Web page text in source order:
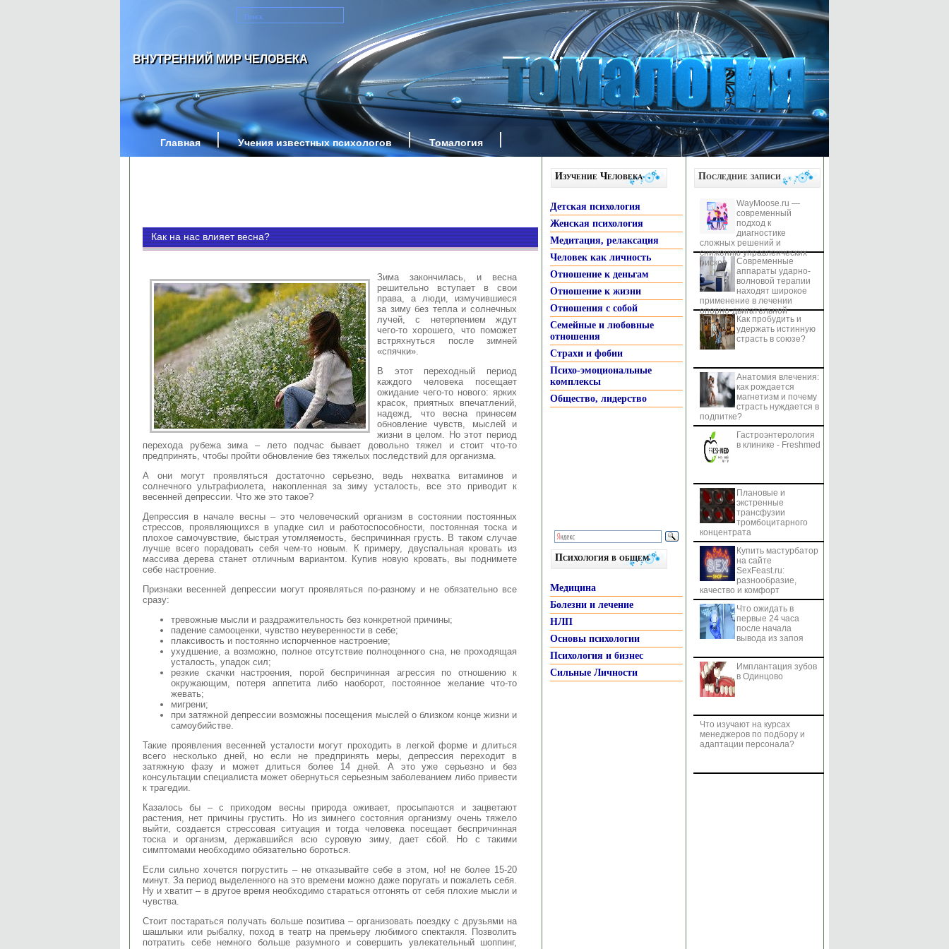
ВНУТРЕННИЙ МИР ЧЕЛОВЕКА
Главная Учения известных психологов Томалогия
Как на нас влияет весна?
Зима закончилась, и весна
решительно вступает в свои
права, а люди, измучившиеся
за зиму без тепла и солнечных
лучей, с нетерпением ждут
чего-то хорошего, что поможет
встряхнуться после зимней
«спячки».
В этот переходный период
каждого человека посещает
ожидание чего-то нового: ярких
красок, приятных впечатлений,
надежд, что весна принесем
обновление чувств, мыслей и
жизни в целом. Но этот период
перехода рубежа зима – лето подчас бывает довольно тяжел и стоит что-то
предпринять, чтобы пройти обновление без тяжелых последствий для организма.
А они могут проявляться достаточно серьезно, ведь нехватка витаминов и
солнечного ультрафиолета, накопленная за зиму усталость, все это приводит к
весенней депрессии. Что же это такое?
Депрессия в начале весны – это человеческий организм в состоянии постоянных
стрессов, проявляющихся в упадке сил и работоспособности, постоянная тоска и
плохое самочувствие, быстрая утомляемость, беспричинная грусть. В таком случае
лучше всего порадовать себя чем-то новым. К примеру, двуспальная кровать из
массива дерева станет отличным вариантом. Купив новую кровать, вы поднимете
себе настроение.
Признаки весенней депрессии могут проявляться по-разному и не обязательно все
сразу:
тревожные мысли и раздражительность без конкретной причины;
падение самооценки, чувство неуверенности в себе;
плаксивость и постоянно испорченное настроение;
ухудшение, а возможно, полное отсутствие полноценного сна, не проходящая
усталость, упадок сил;
резкие скачки настроения, порой беспричинная агрессия по отношению к
окружающим, потеря аппетита либо наоборот, постоянное желание что-то
жевать;
мигрени;
при затяжной депрессии возможны посещения мыслей о близком конце жизни и
самоубийстве.
Такие проявления весенней усталости могут проходить в легкой форме и длиться
всего несколько дней, но если не предпринять меры, депрессия переходит в
затяжную фазу и может длиться более 14 дней. А это уже серьезно и без
консультации специалиста может обернуться серьезным заболеванием либо привести
к трагедии.
Казалось бы – с приходом весны природа оживает, просыпаются и зацветают
растения, нет причины грустить. Но из зимнего состояния организму очень тяжело
выйти, создается стрессовая ситуация и тогда человека посещает беспричинная
тоска и организм, державшийся всю суровую зиму, дает сбой. Но с такими
симптомами необходимо обязательно бороться.
Если сильно хочется погрустить – не отказывайте себе в этом, но! не более 15-20
минут. За период выделенного на это времени можно даже поругать и пожалеть себя.
Ну и хватит – в другое время необходимо стараться отгонять от себя плохие мысли и
чувства.
Стоит постараться получать больше позитива – организовать поездку с друзьями на
шашлыки или рыбалку, поход в театр на премьеру любимого спектакля. Позволить
потратить себе немного больше разумного и совершить увлекательный шоппинг,
Изучение Человека
Детская психология
Женская психология
Медитация, релаксация
Человек как личность
Отношение к деньгам
Отношение к жизни
Отношения с собой
Семейные и любовные
отношения
Страхи и фобии
Психо-эмоциональные
комплексы
Общество, лидерство
Психология в общем
Медицина
Болезни и лечение
НЛП
Основы психологии
Психология и бизнес
Сильные Личности
Последние записи
WayMoose.ru —
современный
подход к
диагностике
сложных решений и
снижению управленческих
рисков
Современные
аппараты ударно-
волновой терапии
находят широкое
применение в лечении
опорно-двигательной
системы Как пробудить и
удержать истинную
страсть в союзе?
Анатомия влечения:
как рождается
магнетизм и почему
страсть нуждается в
подпитке?
Гастроэнтерология
в клинике - Freshmed
Плановые и
экстренные
трансфузии
тромбоцитарного
концентрата
Купить мастурбатор
на сайте
SexFeast.ru:
разнообразие,
качество и комфорт
Что ожидать в
первые 24 часа
после начала
вывода из запоя
Имплантация зубов
в Одинцово
Что изучают на курсах
менеджеров по подбору и
адаптации персонала?